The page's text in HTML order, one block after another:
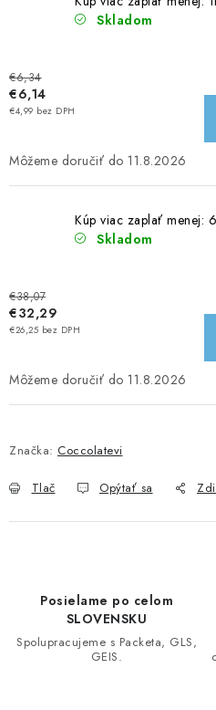
Skladom
€6,34
€6,14
€4,99 bez DPH
11.8.2026
Kúp viac zaplať menej:
Skladom
€38,07
€32,29
€26,25 bez DPH
11.8.2026
Značka: Coccolatevi
Tlač Opýtať sa
Posielame po celom
SLOVENSKU
Spolupracujeme s Packeta, GLS,
GEIS.